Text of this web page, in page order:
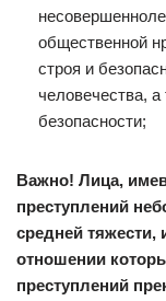
общественной
строя и
человечества,
безопасности;
Важно! Лица,
преступлений
средней тяжести,
отношении
преступлений